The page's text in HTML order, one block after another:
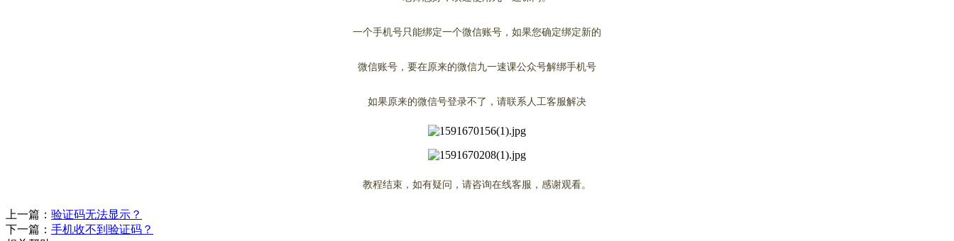
一个手机号只能绑定一个微信账号，如果您确定绑定新的
微信账号，要在原来的微信九一速课公众号解绑手机号
如果原来的微信号登录不了，请联系人工客服解决
教程结束，如有疑问，请咨询在线客服，感谢观看。
上一篇： 验证码无法显示？
下一篇： 手机收不到验证码？